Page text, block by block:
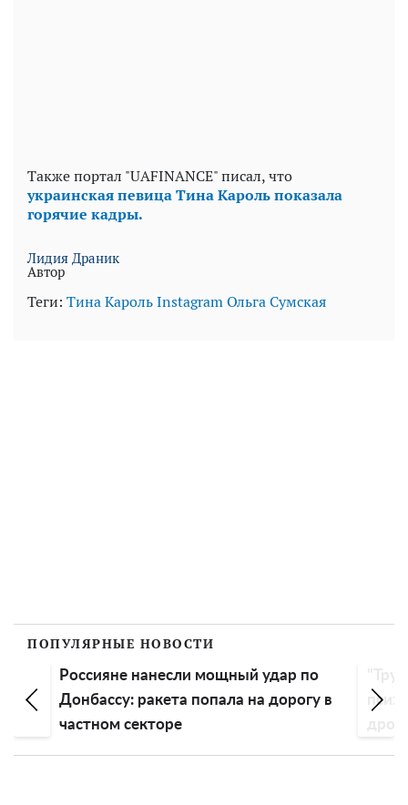
Также портал "UAFINANCE" писал, что
украинская певица Тина Кароль показала
горячие кадры.
Лидия Драник
Автор
Теги: Тина КарольInstagramОльга Сумская
ПОПУЛЯРНЫЕ НОВОСТИ
Россияне нанесли мощный удар по
Донбассу: ракета попала на дорогу в
частном секторе